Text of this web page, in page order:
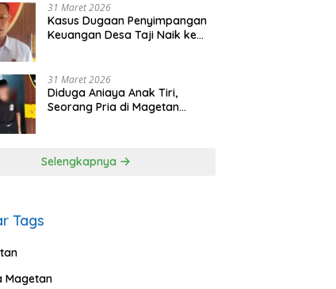
31 Maret 2026
Kasus Dugaan Penyimpangan
Keuangan Desa Taji Naik ke
31 Maret 2026
Diduga Aniaya Anak Tiri,
Seorang Pria di Magetan
Selengkapnya
Tags
Magetan